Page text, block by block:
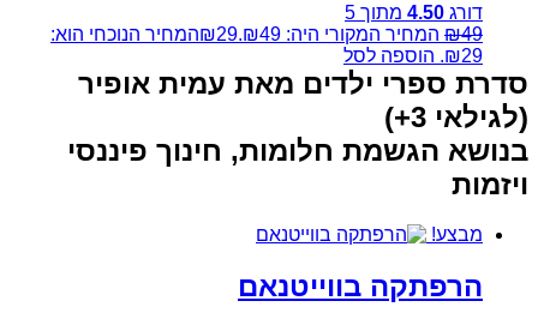
דורג 4.50 מתוך 5
₪49 המחיר המקורי היה: ₪49. ₪29
המחיר הנוכחי הוא:
₪29. הוספה לסל
סדרת ספרי ילדים מאת עמית אופיר
(לגילאי 3+)
בנושא הגשמת חלומות, חינוך פיננסי
ויזמות
מבצע!
הרפתקה בווייטנאם